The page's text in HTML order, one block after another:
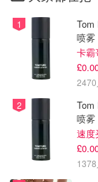
Tom Ford
喷雾
卡霸
2470
Tom Ford
喷雾
速度